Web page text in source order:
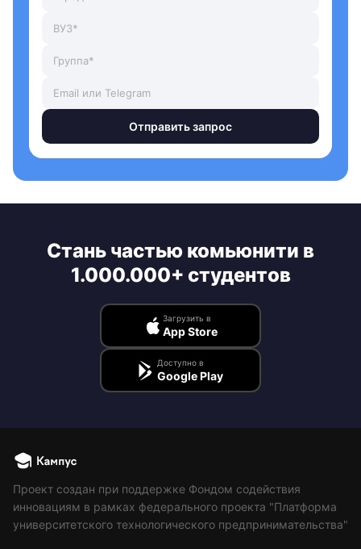
Отправить запрос
Стань частью комьюнити в
1.000.000+ студентов
Загрузить в
App Store
Доступно в
Google Play
Проект создан при поддержке Фондом содействия
инновациям в рамках федерального проекта "Платформа
университетского технологического предпринимательства"